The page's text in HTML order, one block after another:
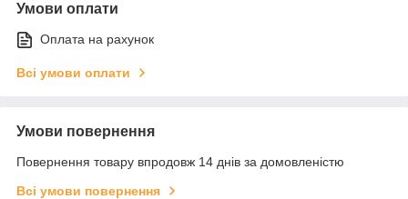
Умови оплати
Оплата на рахунок
Всі умови оплати
Умови повернення
Повернення товару впродовж 14 днів за домовленістю
Всі умови повернення